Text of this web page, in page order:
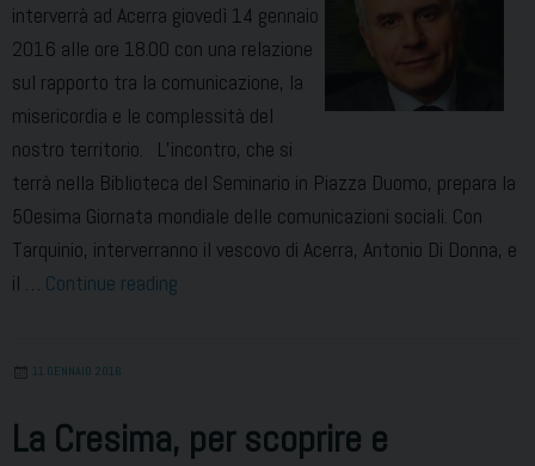
interverrà ad Acerra giovedì 14 gennaio
2016 alle ore 18.00 con una relazione
sul rapporto tra la comunicazione, la
misericordia e le complessità del
nostro territorio. L’incontro, che si
terrà nella Biblioteca del Seminario in Piazza Duomo, prepara la
50esima Giornata mondiale delle comunicazioni sociali. Con
Tarquinio, interverranno il vescovo di Acerra, Antonio Di Donna, e
il … Continue reading
11 GENNAIO 2016
La Cresima, per scoprire e